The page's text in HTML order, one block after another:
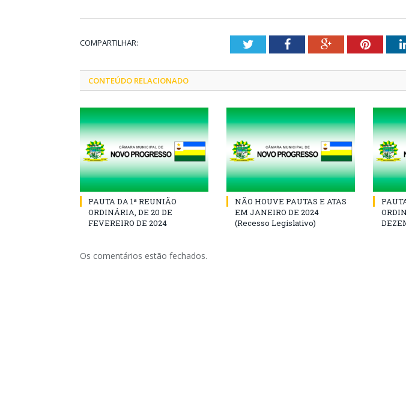
COMPARTILHAR: TwitterFacebookGoogle+
CONTEÚDO RELACIONADO
PAUTA DA 1ª REUNIÃO
ORDINÁRIA, DE 20 DE
FEVEREIRO DE 2024
NÃO HOUVE PAUTAS E ATAS
EM JANEIRO DE 2024
(Recesso Legislativo)
Os comentários estão fechados.